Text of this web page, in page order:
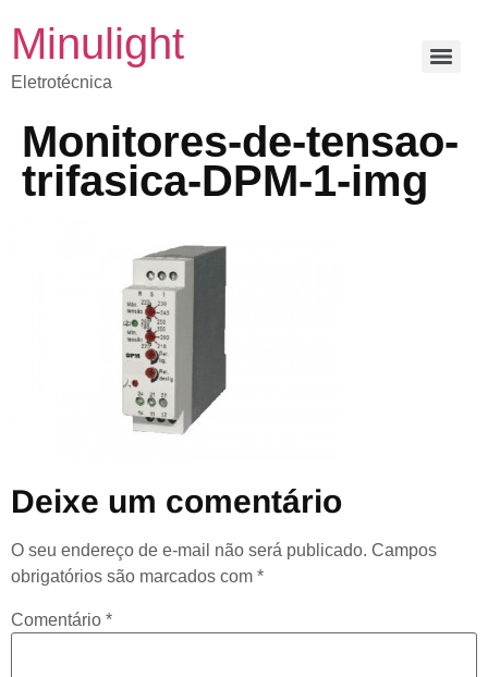
Minulight
Eletrotécnica
Monitores-de-tensao-
trifasica-DPM-1-img
Deixe um comentário
O seu endereço de e-mail não será publicado. Campos
obrigatórios são marcados com *
Comentário *